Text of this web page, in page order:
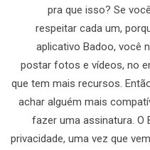
pra que isso? Se
respeitar cada um,
aplicativo Badoo, você
postar fotos e vídeos, no
que tem mais recursos.
achar alguém mais
fazer uma assinatura.
privacidade, uma vez que